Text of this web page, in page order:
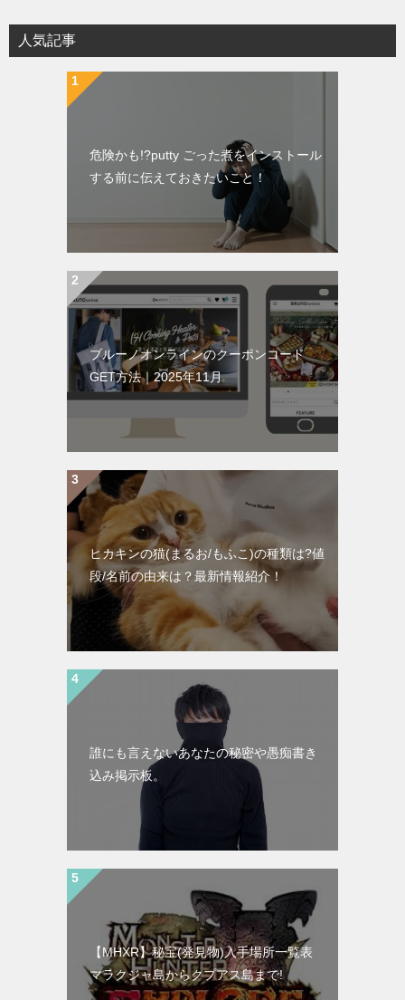
人気記事
危険かも!?putty ごった煮をインストール
する前に伝えておきたいこと！
ブルーノオンラインのクーポンコード
GET方法｜2025年11月
ヒカキンの猫(まるお/もふこ)の種類は?値
段/名前の由来は？最新情報紹介！
誰にも言えないあなたの秘密や愚痴書き
込み掲示板。
【MHXR】秘宝(発見物)入手場所一覧表
マラクジャ島からクプアス島まで!